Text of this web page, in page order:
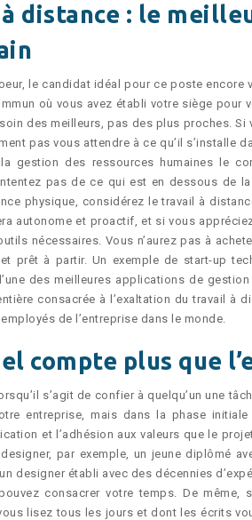
distance : le
le candidat idéal pour ce poste
où vous avez établi votre siège pour
des meilleurs, pas des plus proches.
pas vous attendre à ce qu’il s’installe
gestion des ressources humaines le
pas de ce qui est en dessous de
physique, considérez le travail à
autonome et proactif, et si vous
nécessaires. Vous n’aurez pas à
prêt à partir. Un exemple de start-up
des meilleures applications de
consacrée à l’exaltation du travail à
de l’entreprise dans le monde.
compte plus que
s’agit de confier à quelqu’un une
entreprise, mais dans la phase
et l’adhésion aux valeurs que le
par exemple, un jeune diplômé
designer établi avec des décennies
consacrer votre temps. De même,
lisez tous les jours et dont les écrits